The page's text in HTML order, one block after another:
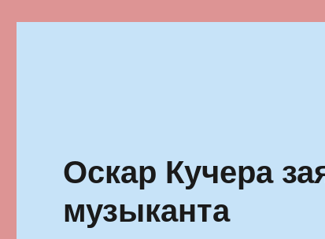
Оскар Кучера
музыканта